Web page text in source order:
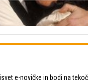
e-novičke in bodi na